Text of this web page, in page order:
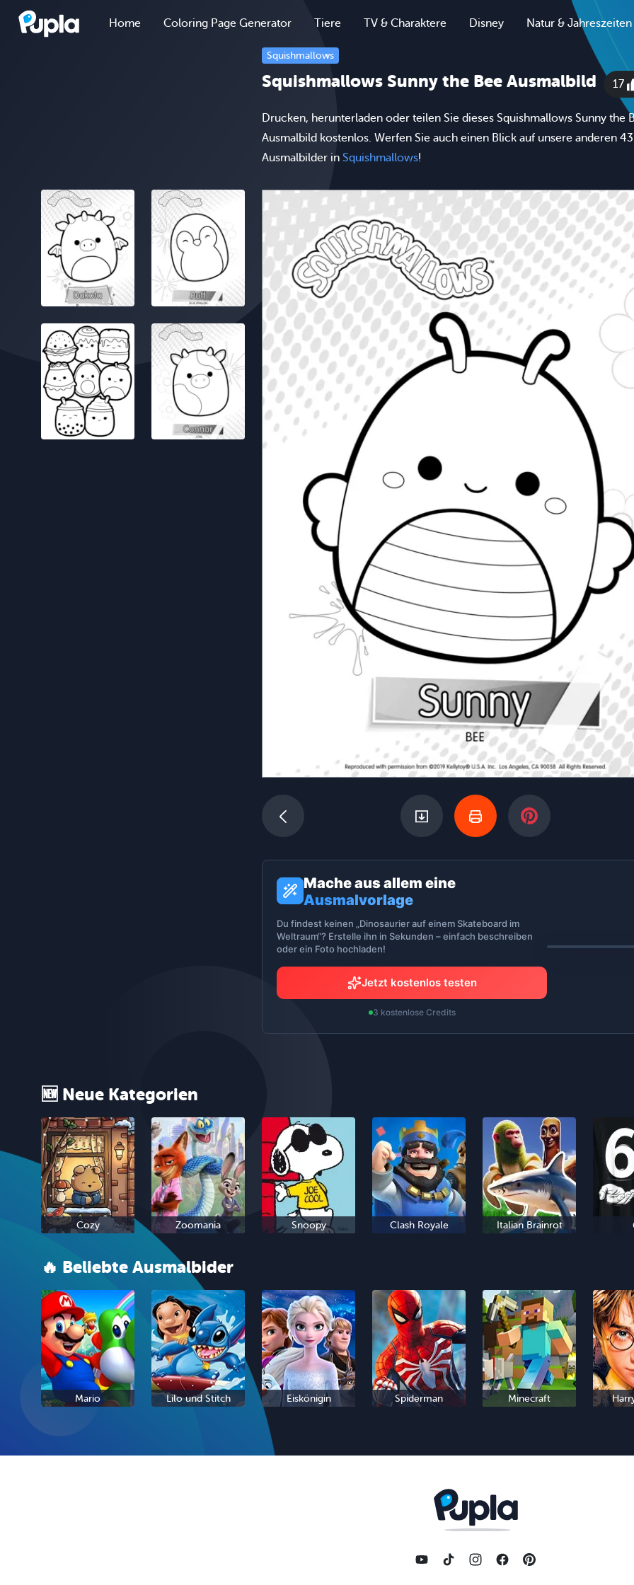
Home Coloring Page Generator Tiere TV & Charaktere Disney Natur & Jahreszeiten
Squishmallows
Squishmallows Sunny the Bee Ausmalbild 17
Drucken, herunterladen oder teilen Sie dieses Squishmallows Sunny the
Ausmalbild kostenlos. Werfen Sie auch einen Blick auf unsere anderen 43
Ausmalbilder in Squishmallows!
Mache aus allem eine
Ausmalvorlage
Du findest keinen „Dinosaurier auf einem Skateboard im
Weltraum“? Erstelle ihn in Sekunden – einfach beschreiben
oder ein Foto hochladen!
Jetzt kostenlos testen
3 kostenlose Credits
🆕 Neue Kategorien
Cozy Zoomania Snoopy Clash Royale Italian Brainrot
🔥 Beliebte Ausmalbider
Mario Lilo und Stitch Eiskönigin Spiderman Minecraft